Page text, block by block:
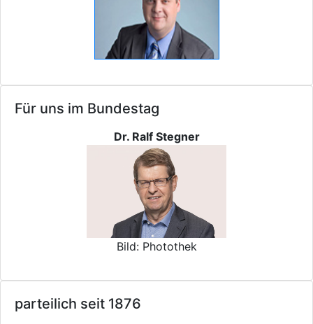
Für uns im Bundestag
Dr. Ralf Stegner
Bild: Photothek
parteilich seit 1876